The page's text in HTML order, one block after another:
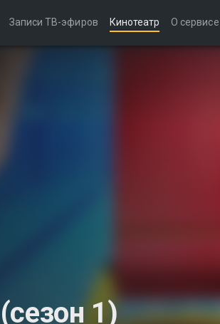
Записи ТВ-эфиров Кинотеатр О сервисе
1)